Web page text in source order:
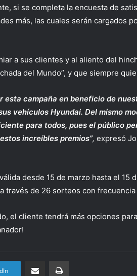
si se completa la encuesta de
más, las cuales serán cargados
a sus clientes y al aliento del
del Mundo”, y que siempre
esta campaña en beneficio de
vehículos Hyundai. Del mismo
para todos, pues el público
increíbles premios”, expresó
desde 15 de marzo hasta el
través de 26 sorteos con frecuencia
el cliente tendrá más opciones
Compartir por correo electrónicoImprimir